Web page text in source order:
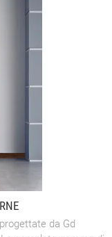
da Gd